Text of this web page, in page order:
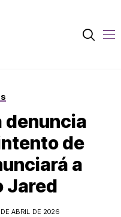
denuncia
de
a
Jared
ABRIL DE 2026